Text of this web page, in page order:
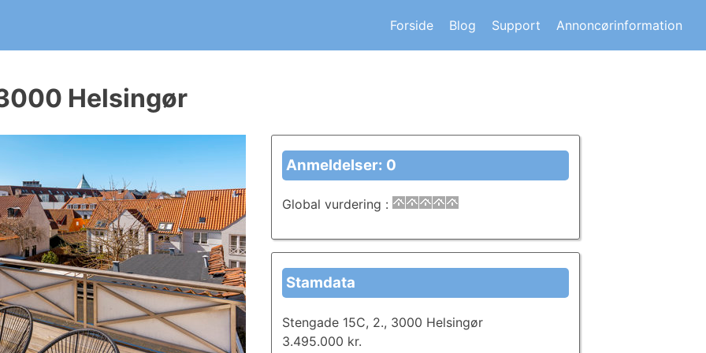
huskøb. Skriv og del anmeldelser i dag, og læs om andre huskøberes oplevelser.
Forside Blog Support Annoncørinformation
Helsingør
Anmeldelser: 0
Global vurdering :
Stamdata
Stengade 15C, 2., 3000 Helsingør
3.495.000 kr.